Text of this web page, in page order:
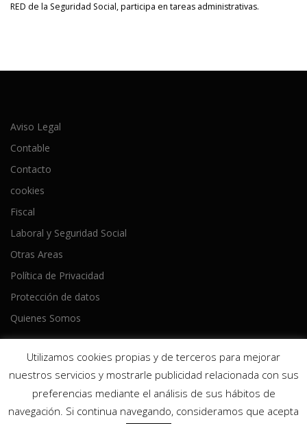
RED de la Seguridad Social, participa en tareas administrativas.
Aviso Legal
Contable
Contacto
cookies
Fiscal
Laboral y Seguridad Social
Otras Areas
Política de Privacidad
Protección de datos
Quienes Somos
Copyright © 2026 Ameijeiras Lois Asesores
OnePress
hecho por FameThemes
Utilizamos cookies propias y de terceros para mejorar
nuestros servicios y mostrarle publicidad relacionada con sus
preferencias mediante el análisis de sus hábitos de
navegación. Si continua navegando, consideramos que acepta